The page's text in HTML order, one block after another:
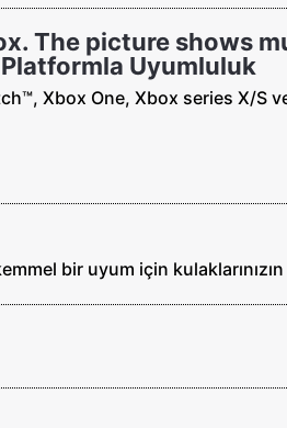
The picture shows
Uyumluluk
Xbox One, Xbox series X/S
bir uyum için kulaklarınızın